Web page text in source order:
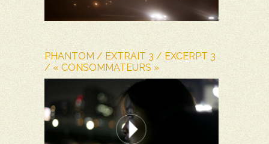
PHANTOM / EXTRAIT 3 / EXCERPT 3
/ « CONSOMMATEURS »